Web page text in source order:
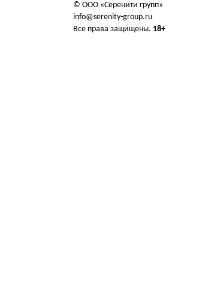
© ООО «Серенити групп»
info@serenity-group.ru
Все права защищены. 18+